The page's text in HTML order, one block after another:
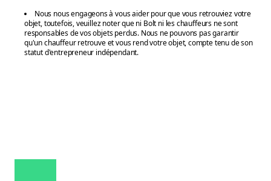
Nous nous engageons à vous aider pour que vous retrouviez votre
objet, toutefois, veuillez noter que ni Bolt ni les chauffeurs ne sont
responsables de vos objets perdus. Nous ne pouvons pas garantir
qu'un chauffeur retrouve et vous rend votre objet, compte tenu de son
statut d'entrepreneur indépendant.